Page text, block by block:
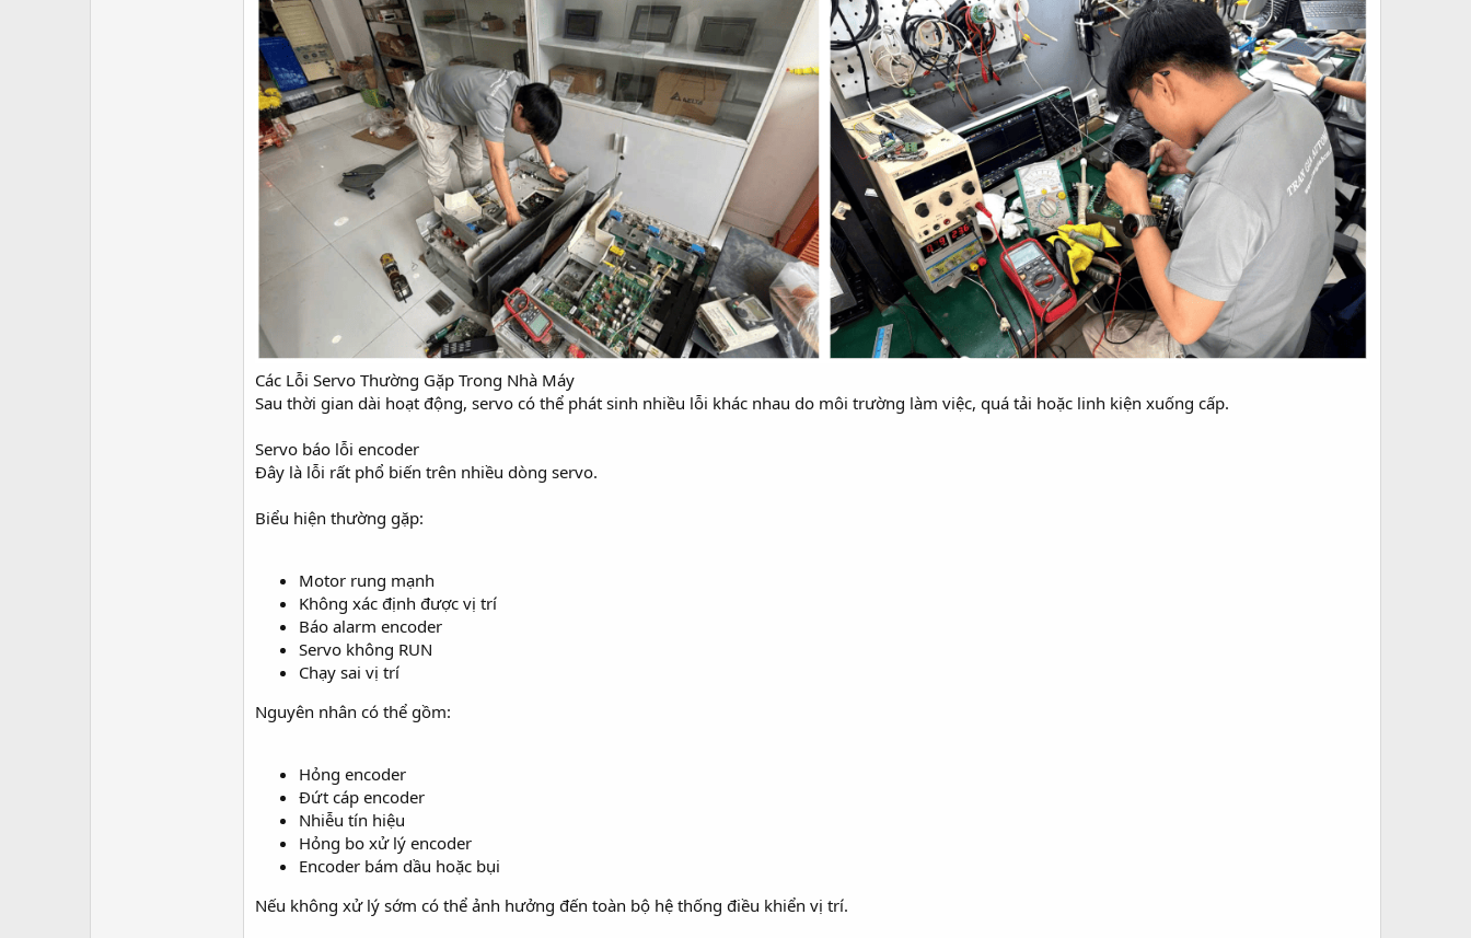
Các Lỗi Servo Thường Gặp Trong Nhà Máy
Sau thời gian dài hoạt động, servo có thể phát sinh nhiều lỗi khác nhau do môi trường làm việc, quá tải hoặc linh kiện xuống cấp.
Servo báo lỗi encoder
Đây là lỗi rất phổ biến trên nhiều dòng servo.
Biểu hiện thường gặp:
Motor rung mạnh
Không xác định được vị trí
Báo alarm encoder
Servo không RUN
Chạy sai vị trí
Nguyên nhân có thể gồm:
Hỏng encoder
Đứt cáp encoder
Nhiễu tín hiệu
Hỏng bo xử lý encoder
Encoder bám dầu hoặc bụi
Nếu không xử lý sớm có thể ảnh hưởng đến toàn bộ hệ thống điều khiển vị trí.